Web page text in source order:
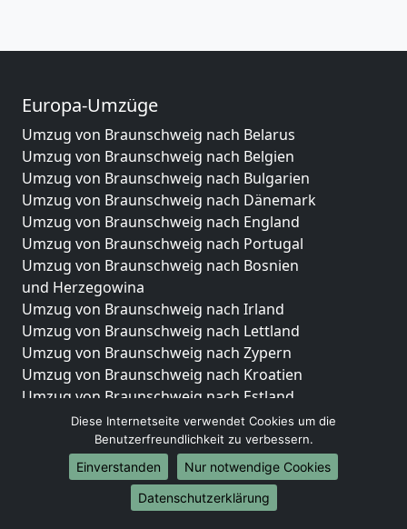
Europa-Umzüge
Umzug von Braunschweig nach Belarus
Umzug von Braunschweig nach Belgien
Umzug von Braunschweig nach Bulgarien
Umzug von Braunschweig nach Dänemark
Umzug von Braunschweig nach England
Umzug von Braunschweig nach Portugal
Umzug von Braunschweig nach Bosnien
und Herzegowina
Umzug von Braunschweig nach Irland
Umzug von Braunschweig nach Lettland
Umzug von Braunschweig nach Zypern
Umzug von Braunschweig nach Kroatien
Umzug von Braunschweig nach Estland
Umzug von Braunschweig nach Finnland
Umzug von Braunschweig nach Frankreich
Umzug von Braunschweig nach Griechenland
Umzug von Braunschweig nach Italien
Umzug von Braunschweig nach Liechtenstein
Diese Internetseite verwendet Cookies um die
Benutzerfreundlichkeit zu verbessern.
Einverstanden
Nur notwendige Cookies
Datenschutzerklärung